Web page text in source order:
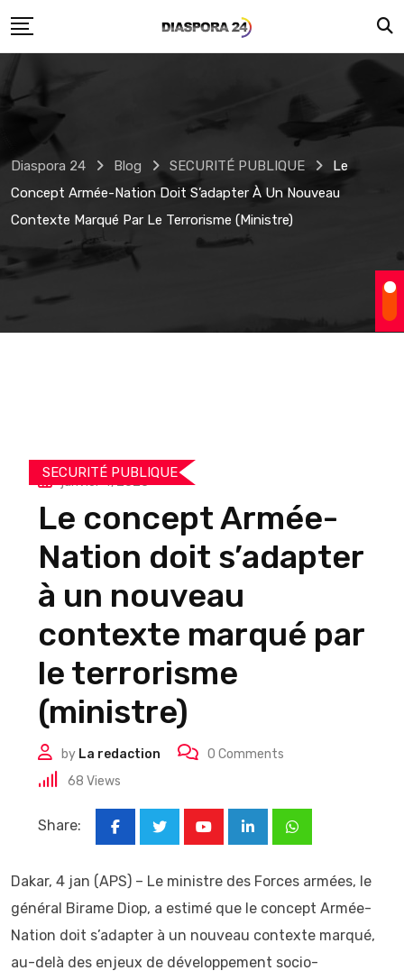
to
Diaspora 24 Blog SECURITÉ PUBLIQUE
Le
Concept Armée-Nation Doit S’adapter À Un Nouveau
Contexte Marqué Par Le Terrorisme (ministre)
SECURITÉ PUBLIQUE
janvier 4, 2025
Le concept Armée-
Nation doit s’adapter
à un nouveau
contexte marqué par
le terrorisme
(ministre)
by La redaction 0 Comments
68 Views
Share:
LinkedInWhatsapp
Dakar, 4 jan (APS) – Le ministre des Forces armées, le
général Birame Diop, a estimé que le concept Armée-
Nation doit s’adapter à un nouveau contexte marqué,
au-delà des enjeux de développement socio-